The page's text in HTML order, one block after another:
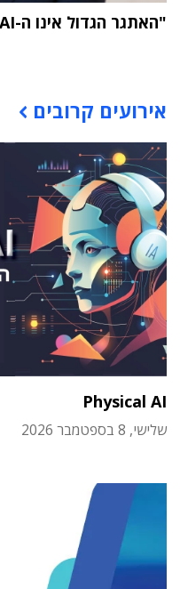
"האתגר הגדול אינו ה-AI אלא הטמעתה בארגון"
אירועים קרובים
Physical AI
שלישי, 8 בספטמבר 2026